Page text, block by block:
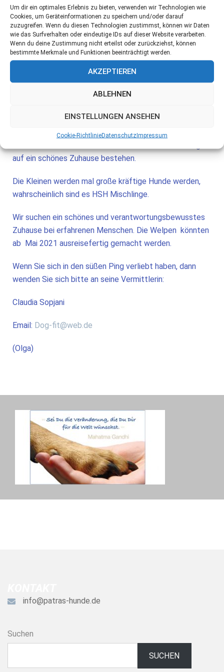
Um dir ein optimales Erlebnis zu bieten, verwenden wir Technologien wie
Cookies, um Geräteinformationen zu speichern und/oder darauf
zuzugreifen. Wenn du diesen Technologien zustimmst, können wir Daten
wie das Surfverhalten oder eindeutige IDs auf dieser Website verarbeiten.
Wenn du deine Zustimmung nicht erteilst oder zurückziehst, können
bestimmte Merkmale und Funktionen beeinträchtigt werden.
AKZEPTIEREN
ABLEHNEN
EINSTELLUNGEN ANSEHEN
Cookie-RichtlinieDatenschutzImpressum
von Tierschützern gefunden wurde.
Sie war halb verhungert und versuchte nur noch zu
überleben und ihrer Welpen zu beschützen. Die
Hundefamilie wurde nun in einer Pension untergebracht,
wo Juju ihre Jungen versorgen und wieder zu Kräften
kommen kann. Noch ist sie sehr ängstlich und hat
sicherlich schlimme Erfahrungen mit Menschen
gewinnen und sobald die Kleinen ihre Mama nicht mehr
benötigen wird sie Kastriert und ärztlich untersucht und
auf ein schönes Zuhause bestehen.
Die Kleinen werden mal große kräftige Hunde werden,
wahrscheinlich sind es HSH Mischlinge.
Wir suchen ein schönes und verantwortungsbewusstes
Zuhause bei erfahrenen Menschen. Die Welpen könnten
ab Mai 2021 ausreisefertig gemacht werden.
Wenn Sie sich in den süßen Ping verliebt haben, dann
wenden Sie sich bitte an seine Vermittlerin:
Claudia Sopjani
Email: Dog-fit@web.de
(Olga)
info@patras-hunde.de
Suchen
SUCHEN